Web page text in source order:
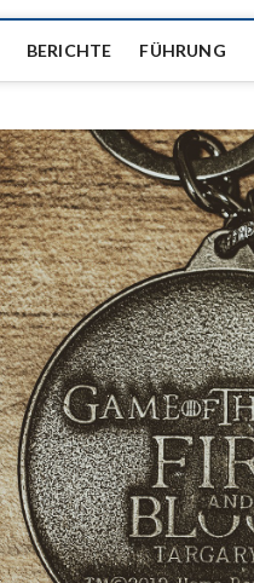
BERICHTE FÜHRUNG